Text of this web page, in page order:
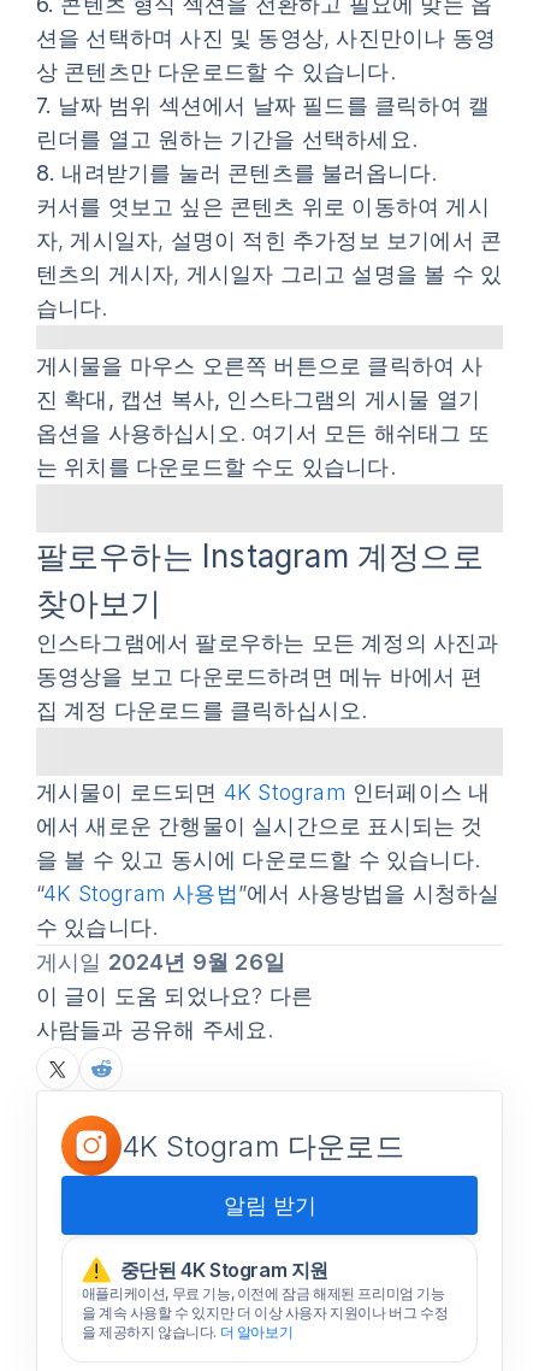
션을 선택하며 사진 및 동영상, 사진만이나 동영
상 콘텐츠만 다운로드할 수 있습니다.
7. 날짜 범위 섹션에서 날짜 필드를 클릭하여 캘
린더를 열고 원하는 기간을 선택하세요.
8. 내려받기를 눌러 콘텐츠를 불러옵니다.
커서를 엿보고 싶은 콘텐츠 위로 이동하여 게시
자, 게시일자, 설명이 적힌 추가정보 보기에서 콘
텐츠의 게시자, 게시일자 그리고 설명을 볼 수 있
습니다.
게시물을 마우스 오른쪽 버튼으로 클릭하여 사
진 확대, 캡션 복사, 인스타그램의 게시물 열기
옵션을 사용하십시오. 여기서 모든 해쉬태그 또
는 위치를 다운로드할 수도 있습니다.
팔로우하는 Instagram 계정으로
찾아보기
인스타그램에서 팔로우하는 모든 계정의 사진과
동영상을 보고 다운로드하려면 메뉴 바에서 편
집 계정 다운로드 를 클릭하십시오.
게시물이 로드되면 4K Stogram 인터페이스 내
에서 새로운 간행물이 실시간으로 표시되는 것
을 볼 수 있고 동시에 다운로드할 수 있습니다.
“4K Stogram 사용법”에서 사용방법을 시청하실
수 있습니다.
게시일 2024년 9월 26일
이 글이 도움 되었나요? 다른
사람들과 공유해 주세요.
4K Stogram 다운로드
알림 받기
중단된 4K Stogram 지원
애플리케이션, 무료 기능, 이전에 잠금 해제된 프리미엄 기능
을 계속 사용할 수 있지만 더 이상 사용자 지원이나 버그 수정
을 제공하지 않습니다. 더 알아보기